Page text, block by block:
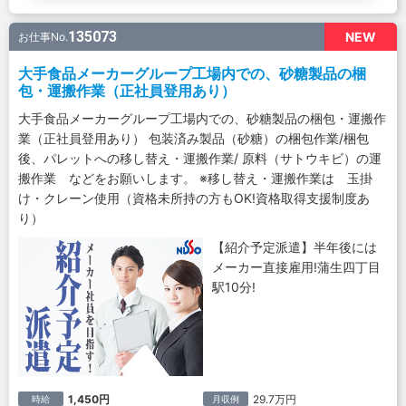
NEW
お仕事No.135073
大手食品メーカーグループ工場内での、砂糖製品の梱
包・運搬作業（正社員登用あり）
大手食品メーカーグループ工場内での、砂糖製品の梱包・運搬作
業（正社員登用あり） 包装済み製品（砂糖）の梱包作業/梱包
後、パレットへの移し替え・運搬作業/ 原料（サトウキビ）の運
搬作業 などをお願いします。 ※移し替え・運搬作業は 玉掛
け・クレーン使用（資格未所持の方もOK!資格取得支援制度あ
り）
【紹介予定派遣】半年後には
メーカー直接雇用!蒲生四丁目
駅10分!
時給 1,450円 月収例 29.7万円